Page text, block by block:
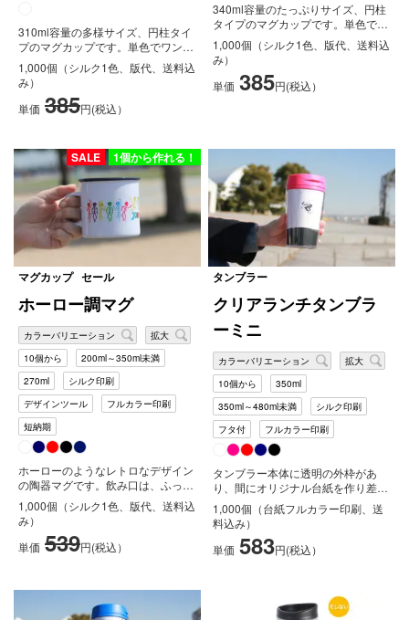
310ml容量の多様サイズ、円柱タイ
プのマグカップです。単色でワンポ
イント印刷からフルカラーでの大
き...
1,000個（シルク1色、版代、送料込
み）
単価 385円(税込）
340ml容量のたっぷりサイズ、円柱
タイプのマグカップです。単色でワ
ンポイント印刷からフルカラーで
の...
1,000個（シルク1色、版代、送料込
み）
単価 385円(税込）
SALE 1個から作れる！
マグカップ セール
ホーロー調マグ
カラーバリエーション
拡大
10個から
200ml～350ml未満
270ml
シルク印刷
デザインツール
フルカラー印刷
短納期
ホーローのようなレトロなデザイン
の陶器マグです。飲み口は、ふっく
らとラウンドし、カラーアクセント
が施...
1,000個（シルク1色、版代、送料込
み）
単価 539円(税込）
タンブラー
クリアランチタンブラ
ーミニ
カラーバリエーション
拡大
10個から
350ml
350ml～480ml未満
シルク印刷
フタ付
フルカラー印刷
タンブラー本体に透明の外枠があ
り、間にオリジナル台紙を作り差し
込むことができます。紙はもちろん
フルカ...
1,000個（台紙フルカラー印刷、送
料込み）
単価 583円(税込）